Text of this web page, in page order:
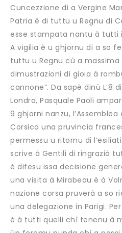
Cuncezzione di a Vergine
Patria è di tuttu u Regnu di
esse stampata nantu à tutti
A vigilia è u ghjornu di a so
tuttu u Regnu cù a massima
dimustrazioni di gioia à
cannone“. Da sapè dinù L’8
Londra, Pasquale Paoli
9 ghjorni nanzu,
Corsica una pruvincia
permessu u ritornu di
scrive à Gentili di ringrazià
è difesu issa decisione
una visita à Mirabeau è à
nazione corsa pruverà a so
una delegazione in Parigi.
è à tutti quelli chì tenenu à